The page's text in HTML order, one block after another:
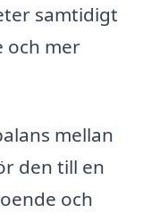
samtidigt
och mer
mellan
den till en
och